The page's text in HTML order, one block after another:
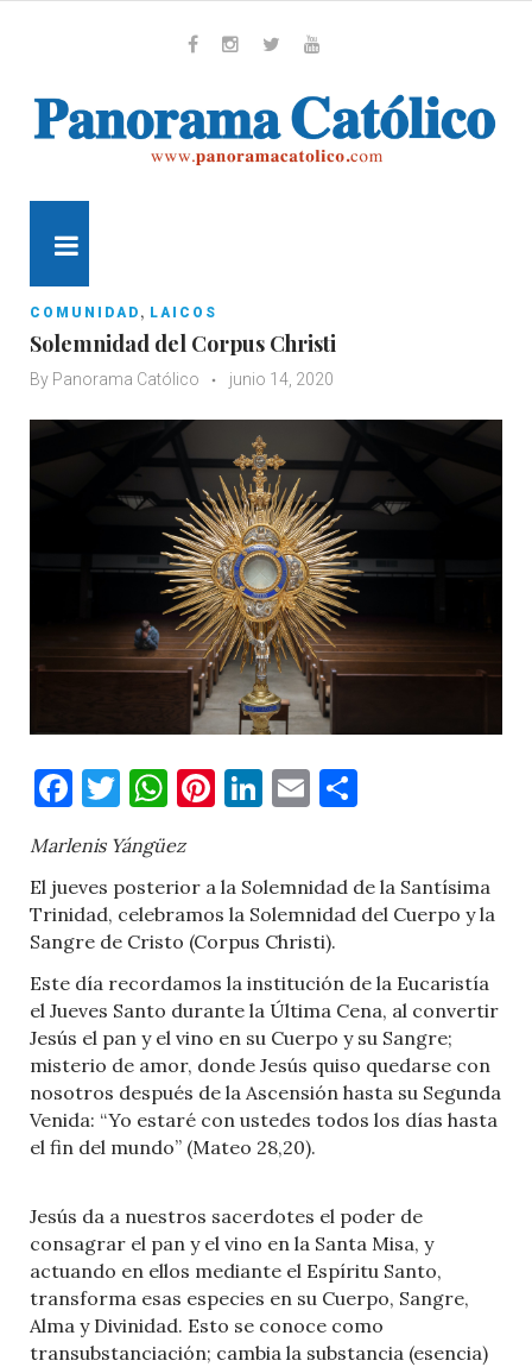
COMUNIDAD , LAICOS
Solemnidad del Corpus Christi
By Panorama Católico junio 14, 2020
Facebook
Twitter
WhatsApp
Pinterest
LinkedIn
Email
Marlenis Yángüez
El jueves posterior a la Solemnidad de la Santísima
Trinidad, celebramos la Solemnidad del Cuerpo y la
Sangre de Cristo (Corpus Christi).
Este día recordamos la institución de la Eucaristía
el Jueves Santo durante la Última Cena, al convertir
Jesús el pan y el vino en su Cuerpo y su Sangre;
misterio de amor, donde Jesús quiso quedarse con
nosotros después de la Ascensión hasta su Segunda
Venida: “Yo estaré con ustedes todos los días hasta
el fin del mundo” (Mateo 28,20).
Jesús da a nuestros sacerdotes el poder de
consagrar el pan y el vino en la Santa Misa, y
actuando en ellos mediante el Espíritu Santo,
transforma esas especies en su Cuerpo, Sangre,
Alma y Divinidad. Esto se conoce como
transubstanciación; cambia la substancia (esencia)